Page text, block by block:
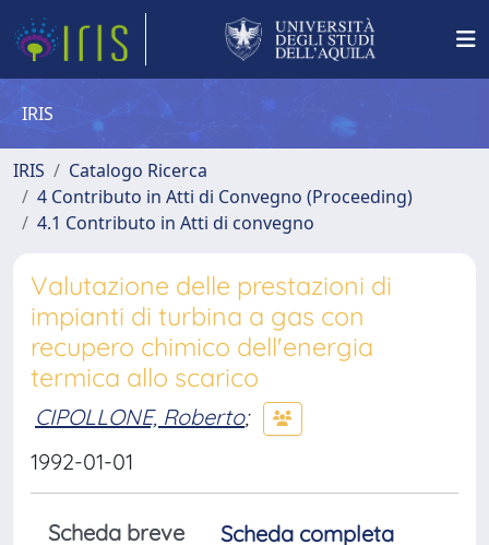
IRIS
IRIS
Catalogo Ricerca
4 Contributo in Atti di Convegno (Proceeding)
4.1 Contributo in Atti di convegno
Valutazione delle prestazioni di
impianti di turbina a gas con
recupero chimico dell'energia
termica allo scarico
CIPOLLONE, Roberto;
1992-01-01
Scheda breve
Scheda completa